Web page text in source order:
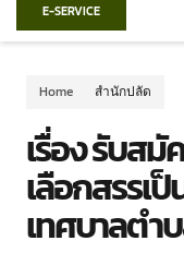
E-SERVICE
Home สำนักปลัด
เรื่อง รับสมั
เลือกสรรเ
เทศบาลตำ